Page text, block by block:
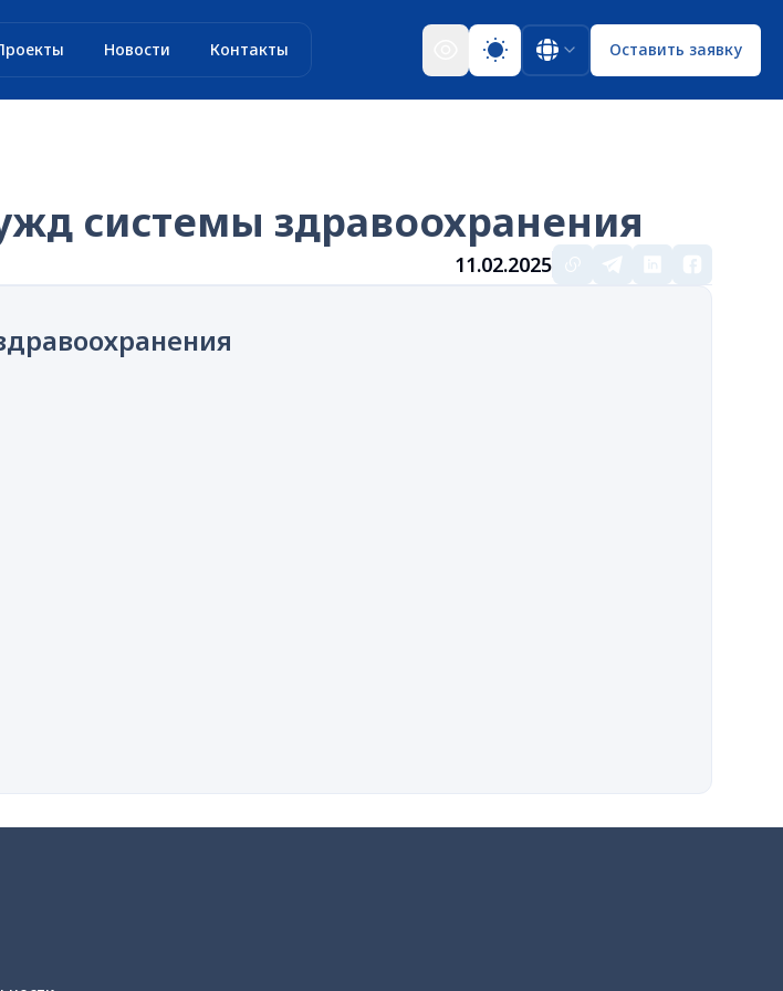
Новости Контакты Оставить заявку
системы здравоохранения
11.02.2025